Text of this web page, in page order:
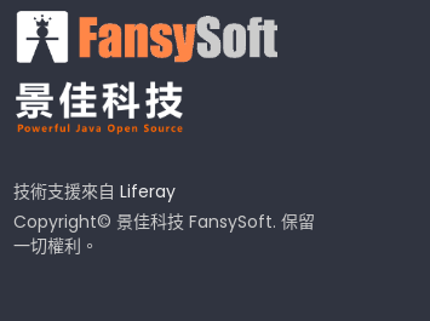
技術支援來自 Liferay
Copyright© 景佳科技 FansySoft. 保留
一切權利。